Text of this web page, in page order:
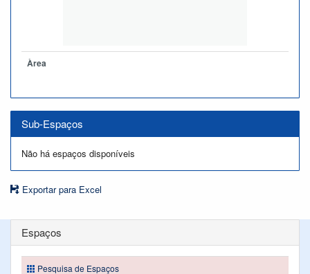
Àrea
Sub-Espaços
Não há espaços disponíveis
Exportar para Excel
Espaços
Pesquisa de Espaços